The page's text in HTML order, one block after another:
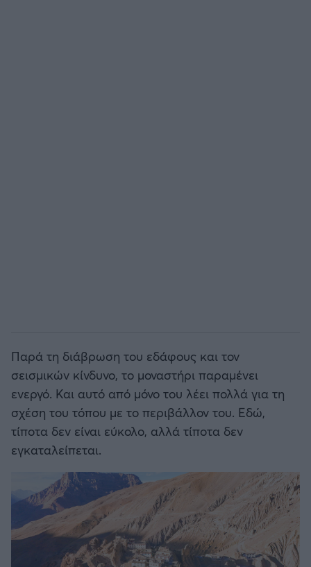
Παρά τη διάβρωση του εδάφους και τον
σεισμικών κίνδυνο, το μοναστήρι παραμένει
ενεργό. Και αυτό από μόνο του λέει πολλά για τη
σχέση του τόπου με το περιβάλλον του. Εδώ,
τίποτα δεν είναι εύκολο, αλλά τίποτα δεν
εγκαταλείπεται.